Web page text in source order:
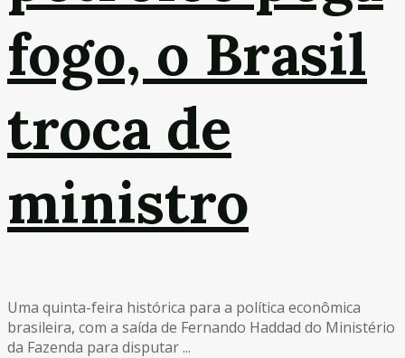
fogo, o Brasil
troca de
ministro
Uma quinta-feira histórica para a política econômica
brasileira, com a saída de Fernando Haddad do Ministério
da Fazenda para disputar ...